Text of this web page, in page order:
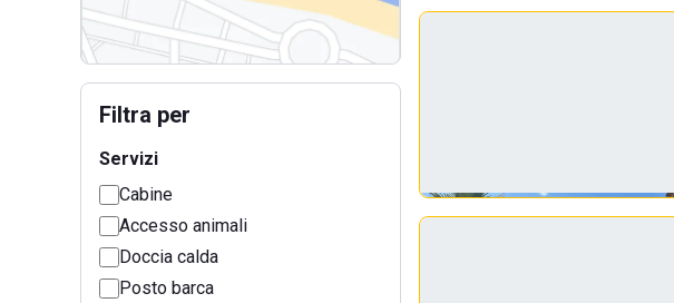
Filtra per
Servizi
Cabine
Accesso animali
Doccia calda
Posto barca